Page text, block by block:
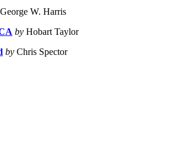
George W. Harris
by Hobart Taylor
by Chris Spector